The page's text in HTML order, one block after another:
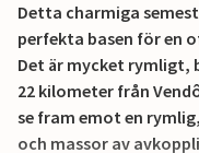
Detta charmiga
perfekta basen för en
Det är mycket rymligt,
22 kilometer från
se fram emot en
och massor av